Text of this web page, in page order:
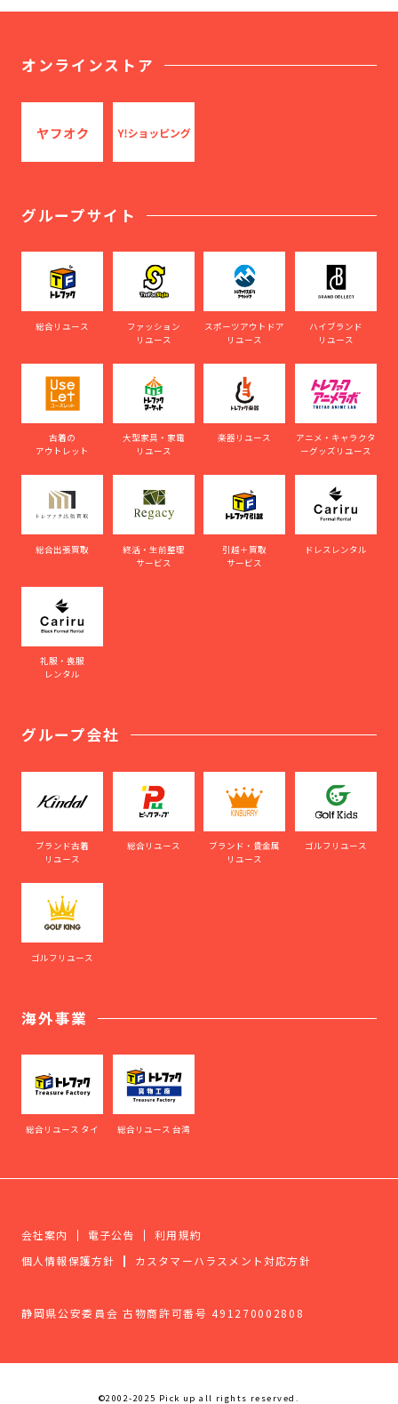
オンラインストア
グループサイト
総合リユース
ファッション
リユース
スポーツアウトドア
リユース
ハイブランド
リユース
古着の
アウトレット
大型家具・家電
リユース
楽器リユース
アニメ・キャラクタ
ーグッズリユース
総合出張買取
終活・生前整理
サービス
引越＋買取
サービス
ドレスレンタル
礼服・喪服
レンタル
グループ会社
ブランド古着
リユース
総合リユース
ブランド・貴金属
リユース
ゴルフリユース
ゴルフリユース
海外事業
総合リユース タイ 総合リユース 台湾
会社案内 電子公告
利用規約
個人情報保護方針
カスタマーハラスメント対応方針
静岡県公安委員会 古物商許可番号 491270002808
©2002-2025 Pick up all rights reserved.